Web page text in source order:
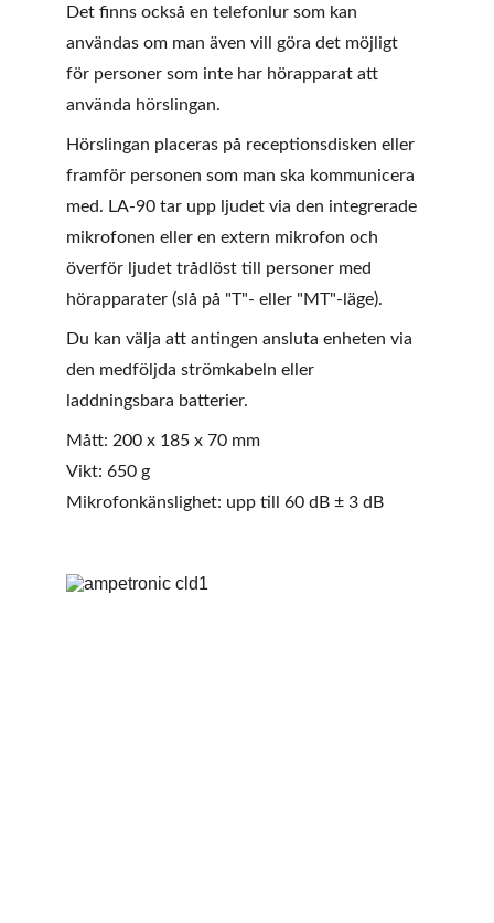
Det finns också en telefonlur som kan
användas om man även vill göra det möjligt
för personer som inte har hörapparat att
använda hörslingan.
Hörslingan placeras på receptionsdisken eller
framför personen som man ska kommunicera
med. LA-90 tar upp ljudet via den integrerade
mikrofonen eller en extern mikrofon och
överför ljudet trådlöst till personer med
hörapparater (slå på "T"- eller "MT"-läge).
Du kan välja att antingen ansluta enheten via
den medföljda strömkabeln eller
laddningsbara batterier.
Mått: 200 x 185 x 70 mm
Vikt: 650 g
Mikrofonkänslighet: upp till 60 dB ± 3 dB